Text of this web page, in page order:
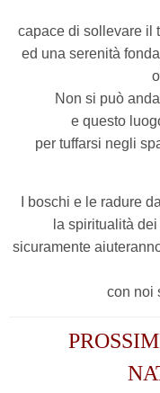
capace di sollevare il
ed una serenità
Non si può
e questo
per tuffarsi negli
I boschi e le radure
la spiritualità
sicuramente
con noi